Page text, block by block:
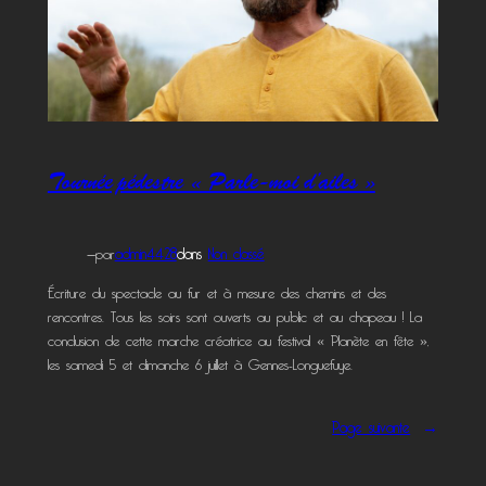
Tournée pédestre « Parle-moi d’ailes »
—paradmin4428dans Non classé
Écriture du spectacle au fur et à mesure des chemins et des
rencontres. Tous les soirs sont ouverts au public et au chapeau ! La
conclusion de cette marche créatrice au festival « Planète en fête »,
les samedi 5 et dimanche 6 juillet à Gennes-Longuefuye.
Page suivante →